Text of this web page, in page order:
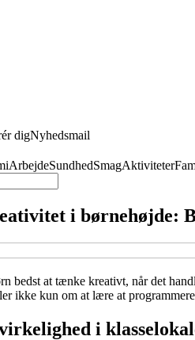
digNyhedsmail
ArbejdeSundhedSmagAktiviteter
i børnehøjde:
bedst at tænke kreativt, når det
ikke kun om at lære at
i